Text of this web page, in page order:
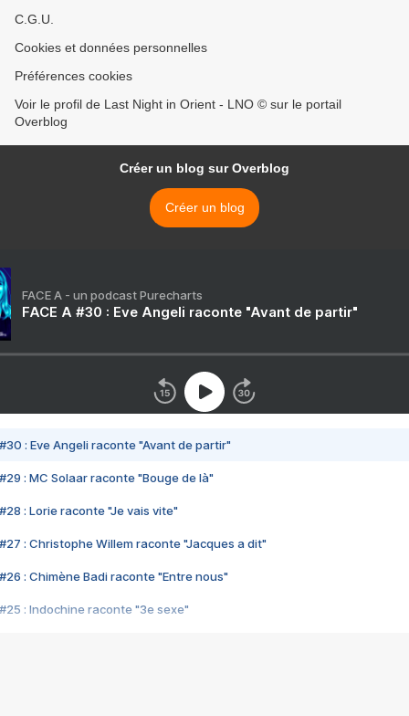
C.G.U.
Cookies et données personnelles
Préférences cookies
Voir le profil de Last Night in Orient - LNO © sur le portail
Overblog
Créer un blog sur Overblog
Créer un blog
FACE A - un podcast Purecharts
FACE A #30 : Eve Angeli raconte "Avant de partir"
#30 : Eve Angeli raconte "Avant de partir"
#29 : MC Solaar raconte "Bouge de là"
#28 : Lorie raconte "Je vais vite"
#27 : Christophe Willem raconte "Jacques a dit"
#26 : Chimène Badi raconte "Entre nous"
#25 : Indochine raconte "3e sexe"